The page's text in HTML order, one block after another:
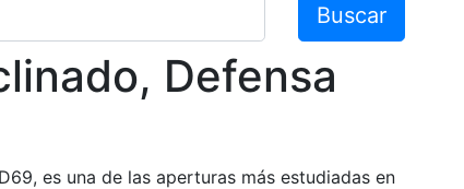
Buscar
Defensa
es una de las aperturas más estudiadas en